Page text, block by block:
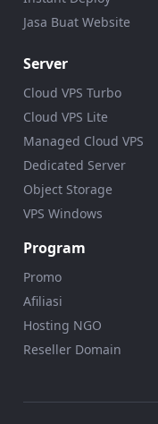
Jasa Buat Website
Server
Cloud VPS Turbo
Cloud VPS Lite
Managed Cloud VPS
Dedicated Server
Object Storage
VPS Windows
Program
Promo
Afiliasi
Hosting NGO
Reseller Domain